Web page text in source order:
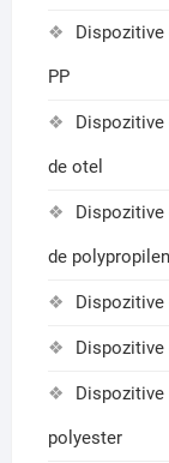
PP
Dispozitive
de otel
Dispozitive
de
Dispozitive
polyester